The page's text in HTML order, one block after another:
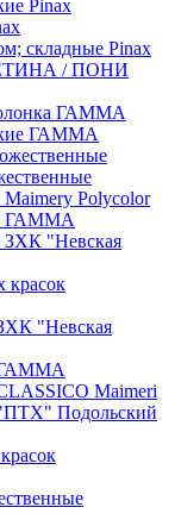
Pinax
складные Pinax
/ ПОНИ
ГАММА
ГАММА
Polycolor
ГАММА
ЗХК "Невская
красок
"Невская
ГАММА
Maimeri
Подольский